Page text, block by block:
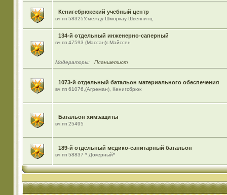
Кенигсбрюкский учебный центр
вч пп 58325У,между Шморкау-Швепнитц
134-й отдельный инженерно-саперный
вч пп 47593 (Массан)г.Майссен
Модераторы: Планшетист
1073-й отдельный батальон материального обеспечения
вч пп 61076,(Агреман), Кенигсбрюк
Батальон химзащиты
вч.пп 25495
189-й отдельный медико-санитарный батальон
вч пп 58837 * Докерный*